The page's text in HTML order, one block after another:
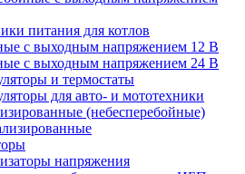
питания для котлов
с выходным напряжением 12 В
с выходным напряжением 24 В
и термостаты
для авто- и мототехники
(небесперебойные)
напряжения